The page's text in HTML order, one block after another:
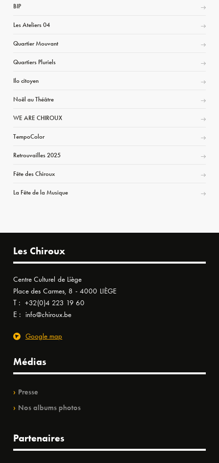
BIP
Les Ateliers 04
Quartier Mouvant
Quartiers Pluriels
Ilo citoyen
Noël au Théâtre
WE ARE CHIROUX
TempoColor
Retrouvailles 2025
Fête des Chiroux
La Fête de la Musique
Les Chiroux
Centre Culturel de Liège
Place des Carmes, 8 - 4000 LIÈGE
T : +32(0)4 223 19 60
E : info@chiroux.be
Google map
Médias
Presse
Nos albums photos
Partenaires